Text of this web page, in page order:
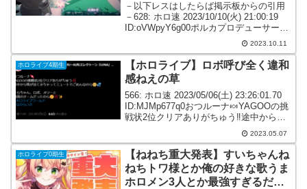
－以下レスはしたらば掲示板からの引用
－628: ホロ速 2023/10/10(火) 21:00:19
ID:oVWpyY6g00ポルカプロデューサー有
能です630: ホロ速 2023/10/10(火)2023.10.11
ホロライブ4期生
【ホロライブ】ロボ呼び全く違和
感ねえの草
566: ホロ速 2023/05/06(土) 23:26:01.70
ID:MJMp677q0おつルーナ🍬YAGOOの挑
戦状2位クリアありがちゅう‼️途中から咳
が出てきちゃってミュートでごめんなの
ら🥹💦そらちゃん、ロボ、オリーと最高
のチーム...
2023.05.07
ホロライブ0期生
【ねねち重大発表】すいちゃんね
ねちトワ様とか俺の好きな歌うま
ホロメン3人とか最強すぎるだ